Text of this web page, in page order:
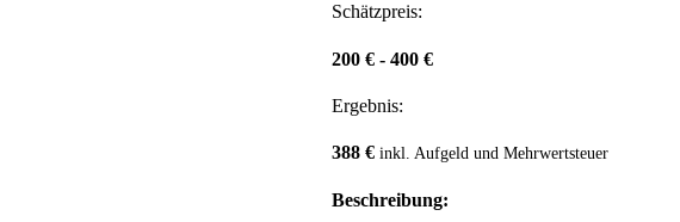
Schätzpreis:
200 € - 400 €
Ergebnis:
388 € inkl. Aufgeld und Mehrwertsteuer
Beschreibung: